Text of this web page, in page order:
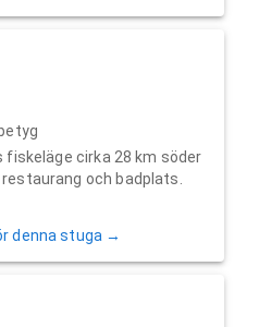
fiskeläge cirka 28 km söder
och badplats.
denna stuga →